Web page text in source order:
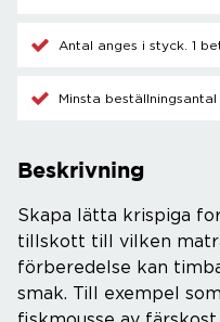
Antal anges i styck. 1
Minsta
Beskrivning
Skapa lätta krispiga
tillskott till vilken
förberedelse kan
smak. Till exempel